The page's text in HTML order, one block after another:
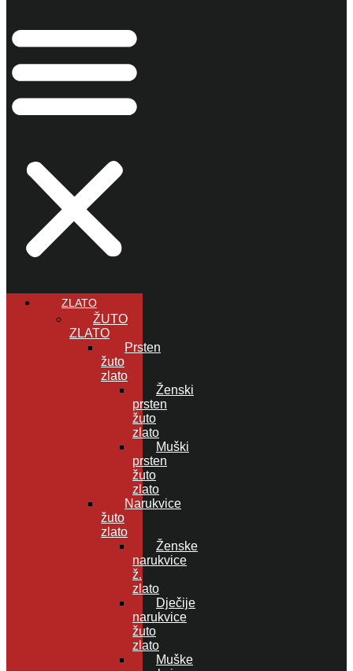
ZLATO
ŽUTO
ZLATO
Prsten
žuto
zlato
Ženski
prsten
žuto
zlato
Muški
prsten
žuto
zlato
Narukvice
žuto
zlato
Ženske
narukvice
ž.
zlato
Dječije
narukvice
žuto
zlato
Muške